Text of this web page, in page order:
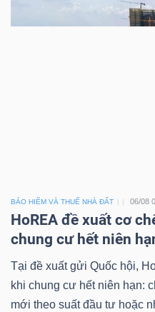
BẢO HIỂM VÀ THUẾ NHÀ ĐẤT 06/08
HoREA đề xuất cơ
chung cư hết niên
Tại đề xuất gửi Quốc hội,
khi chung cư hết niên hạn:
mới theo suất đầu tư hoặc